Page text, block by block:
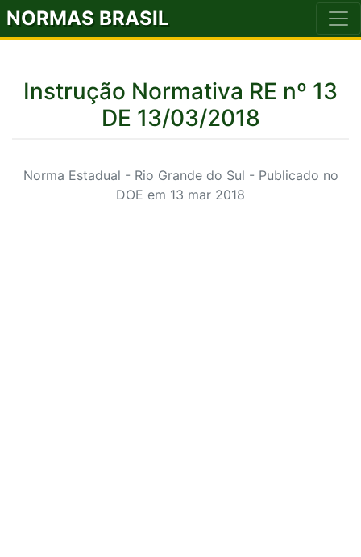
NORMAS BRASIL
Instrução Normativa RE nº 13
DE 13/03/2018
Norma Estadual - Rio Grande do Sul - Publicado no
DOE em 13 mar 2018